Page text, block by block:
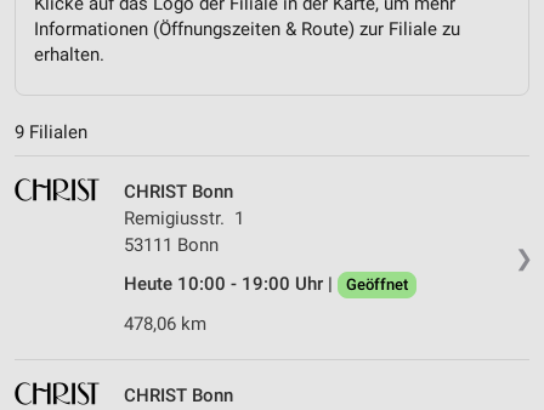
Informationen (Öffnungszeiten & Route) zur Filiale zu
erhalten.
9 Filialen
❯
CHRIST Bonn
Remigiusstr. 1
53111 Bonn
Heute 10:00 - 19:00 Uhr |
Geöffnet
478,06 km
CHRIST Bonn